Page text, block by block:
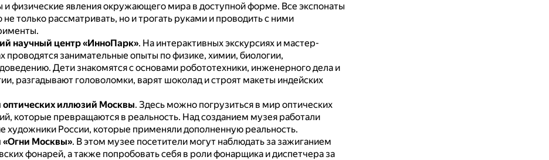
и физические явления окружающего мира в доступной форме. Все экспонаты
только рассматривать, но и трогать руками и проводить с ними
научный центр «ИнноПарк». На интерактивных экскурсиях и мастер-
проводятся занимательные опыты по физике, химии, биологии,
Дети знакомятся с основами робототехники, инженерного дела и
разгадывают головоломки, варят шоколад и строят макеты индейских
оптических иллюзий Москвы. Здесь можно погрузиться в мир оптических
которые превращаются в реальность. Над созданием музея работали
художники России, которые применяли дополненную реальность.
«Огни Москвы». В этом музее посетители могут наблюдать за зажиганием
фонарей, а также попробовать себя в роли фонарщика и диспетчера за